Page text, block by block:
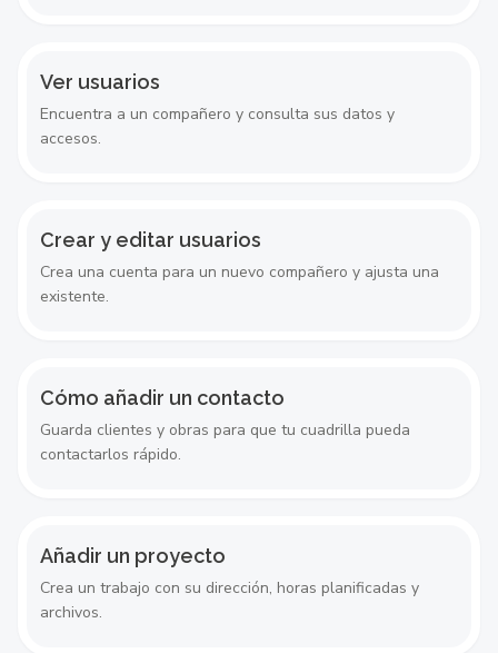
Ver usuarios
Encuentra a un compañero y consulta sus datos y
accesos.
Crear y editar usuarios
Crea una cuenta para un nuevo compañero y ajusta una
existente.
Cómo añadir un contacto
Guarda clientes y obras para que tu cuadrilla pueda
contactarlos rápido.
Añadir un proyecto
Crea un trabajo con su dirección, horas planificadas y
archivos.